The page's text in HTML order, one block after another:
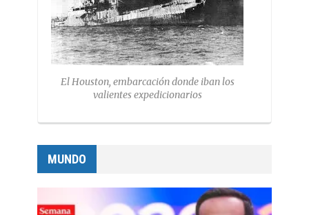
El Houston, embarcación donde iban los
valientes expedicionarios
MUNDO